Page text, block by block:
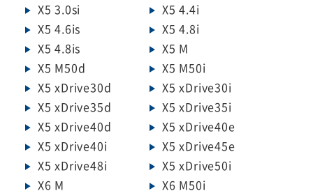
X5 3.0si
X5 4.4i
X5 4.6is
X5 4.8i
X5 4.8is
X5 M
X5 M50d
X5 M50i
X5 xDrive30d
X5 xDrive30i
X5 xDrive35d
X5 xDrive35i
X5 xDrive40d
X5 xDrive40e
X5 xDrive40i
X5 xDrive45e
X5 xDrive48i
X5 xDrive50i
X6 M
X6 M50i